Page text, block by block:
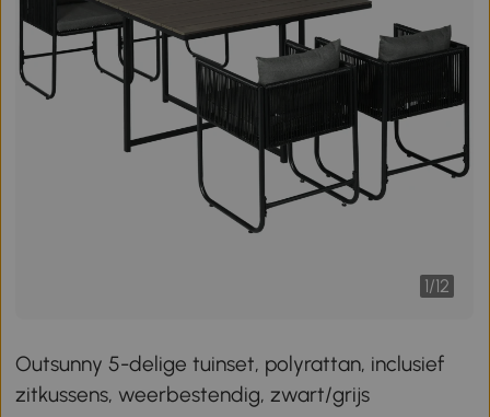
1/12
Outsunny 5-delige tuinset, polyrattan, inclusief
zitkussens, weerbestendig, zwart/grijs